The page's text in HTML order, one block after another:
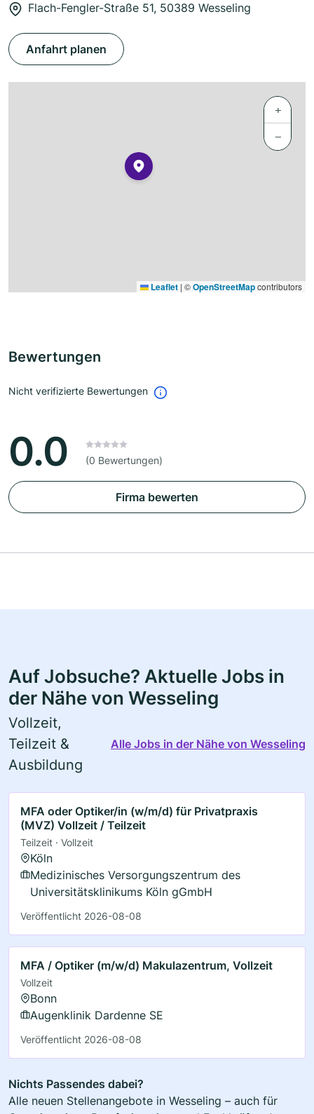
Flach-Fengler-Straße 51, 50389 Wesseling
Anfahrt planen
+
−
Leaflet | ©OpenStreetMapcontributors
Bewertungen
Nicht verifizierte Bewertungen
0.0 (0 Bewertungen)
Firma bewerten
Auf Jobsuche? Aktuelle Jobs in
der Nähe von Wesseling
Vollzeit,
Teilzeit &
Ausbildung
Alle Jobs in der Nähe von Wesseling
MFA oder Optiker/in (w/m/d) für Privatpraxis
(MVZ) Vollzeit / Teilzeit
Teilzeit · Vollzeit
Köln
Medizinisches Versorgungszentrum des
Universitätsklinikums Köln gGmbH
Veröffentlicht 2026-08-08
MFA / Optiker (m/w/d) Makulazentrum, Vollzeit
Vollzeit
Bonn
Augenklinik Dardenne SE
Veröffentlicht 2026-08-08
Nichts Passendes dabei?
Alle neuen Stellenangebote in Wesseling – auch für